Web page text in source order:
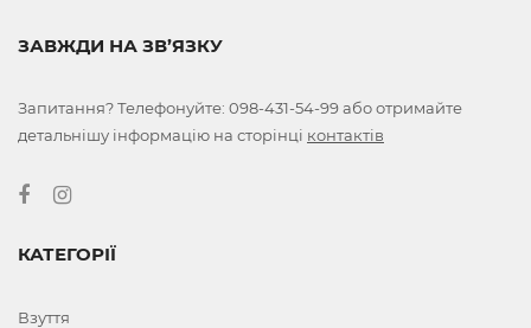
ЗАВЖДИ НА ЗВ’ЯЗКУ
Запитання? Телефонуйте: 098-431-54-99або отримайте
детальнішу інформацію на сторінці контактів
КАТЕГОРІЇ
Взуття